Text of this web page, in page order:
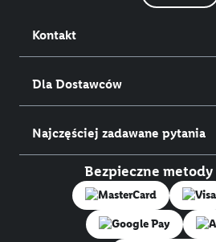
Kontakt
Dla Dostawców
Najczęściej zadawane pytania
Bezpieczne metody